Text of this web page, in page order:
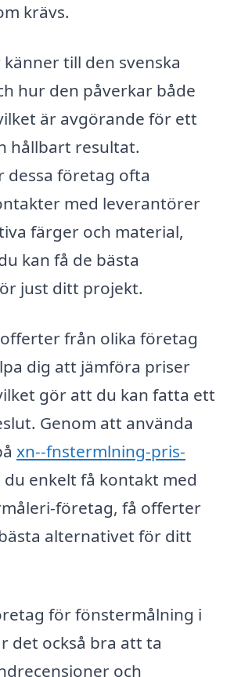
krävs.
till den svenska
hur den påverkar både
är avgörande för ett
hållbart resultat.
dessa företag ofta
med leverantörer
färger och material,
kan få de bästa
just ditt projekt.
från olika företag
dig att jämföra priser
gör att du kan fatta ett
Genom att använda
xn--fnstermlning-pris-
du enkelt få kontakt med
företag, få offerter
alternativet för ditt
för fönstermålning i
det också bra att ta
och